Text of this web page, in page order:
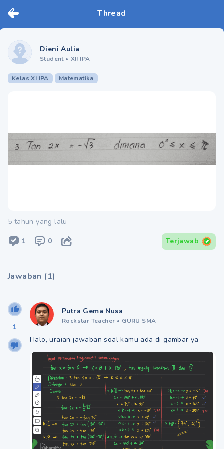
Thread
Dieni Aulia
Student • XII IPA
Kelas XI IPA Matematika
5 tahun yang lalu
1 0 Terjawab
Jawaban (1)
1
Putra Gema Nusa
Rockstar Teacher • GURU SMA
Halo, uraian jawaban soal kamu ada di gambar ya